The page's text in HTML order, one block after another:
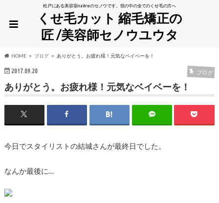
松戸にある美容室naitreのセノウです。世の中の全てのくせ毛の方へ
くせ毛カット 縮毛矯正の
匠 /美容師セノウユウタ
HOME ブログ ありがとう。お疲れ様！元気なベイベーを！
2017.09.20 ブログ
ありがとう。お疲れ様！元気なベイベーを！
今日でスタイリストの結城さんが最終日でした。
なんか最後に…